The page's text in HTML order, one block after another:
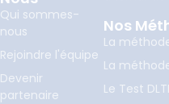
Qui sommes-
nous
Rejoindre l'équipe
Devenir
partenaire
Nos
La
La
Le Test